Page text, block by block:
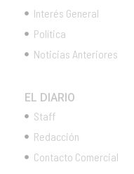
Interés General
Política
Noticias Anteriores
EL DIARIO
Staff
Redacción
Contacto Comercial